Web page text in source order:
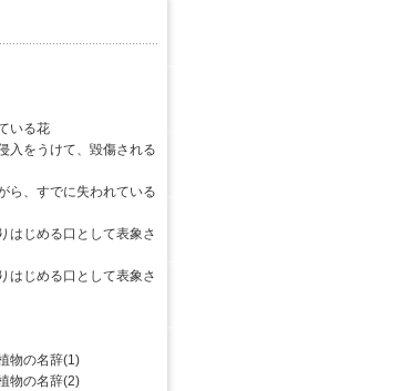
いる花
をうけて、毀傷される
、すでに失われている
じめる口として表象さ
じめる口として表象さ
物の名辞(1)
物の名辞(2)